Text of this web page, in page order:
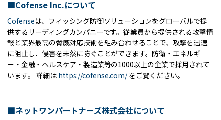
■Cofense Inc.について
Cofenseは、フィッシング防御ソリューションをグローバルで提
供するリーディングカンパニーです。従業員から提供される攻撃情
報と業界最高の脅威対応技術を組み合わせることで、攻撃を迅速
に阻止し、侵害を未然に防ぐことができます。防衛・エネルギ
ー・金融・ヘルスケア・製造業等の1000以上の企業で採用されて
います。 詳細は https://cofense.com/をご覧ください。
■ネットワンパートナーズ株式会社について